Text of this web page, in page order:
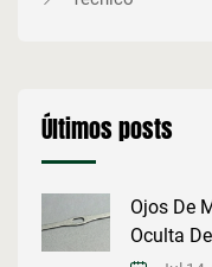
Últimos posts
Ojos De
Oculta